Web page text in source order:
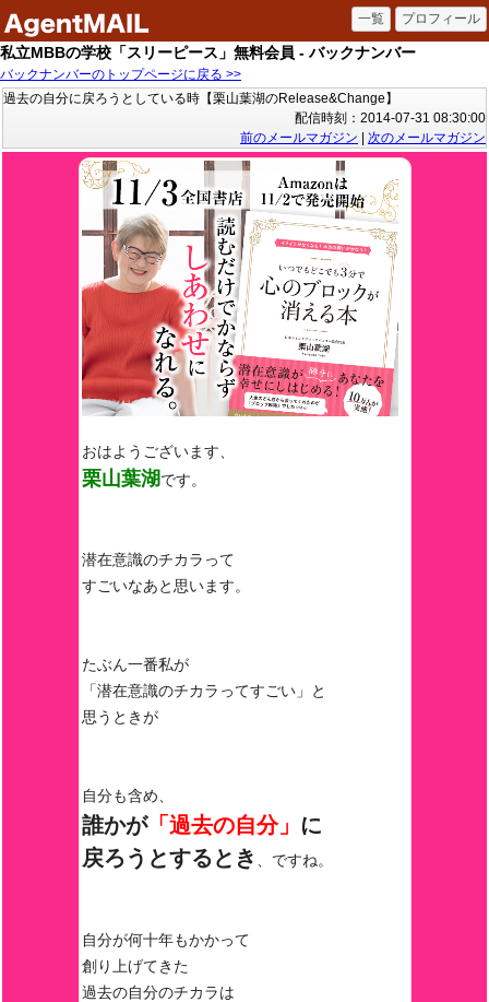
私立MBBの学校「スリーピース」無料会員 - バックナンバー
バックナンバーのトップページに戻る >>
過去の自分に戻ろうとしている時【栗山葉湖のRelease&Change】
配信時刻：2014-07-31 08:30:00
前のメールマガジン
次のメールマガジン
おはようございます、
栗山葉湖です。
潜在意識のチカラって
すごいなあと思います。
たぶん一番私が
「潜在意識のチカラってすごい」と
思うときが
自分も含め、
誰かが「過去の自分」 に
戻ろうとするとき
、ですね。
自分が何十年もかかって
創り上げてきた
過去の自分のチカラは